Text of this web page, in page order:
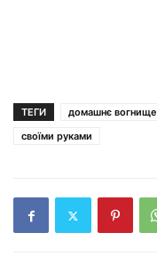
ТЕГИ домашнє вогнище
своїми руками